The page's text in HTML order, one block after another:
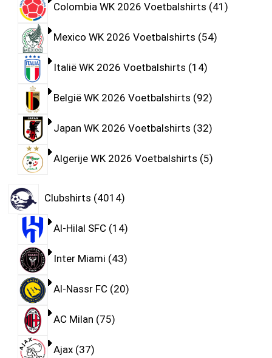
Colombia WK 2026 Voetbalshirts 41
Mexico WK 2026 Voetbalshirts 54
Italië WK 2026 Voetbalshirts 14
België WK 2026 Voetbalshirts 92
Japan WK 2026 Voetbalshirts 32
Algerije WK 2026 Voetbalshirts 5
Clubshirts 4014
Al-Hilal SFC 14
Inter Miami 43
Al-Nassr FC 20
AC Milan 75
Ajax 37